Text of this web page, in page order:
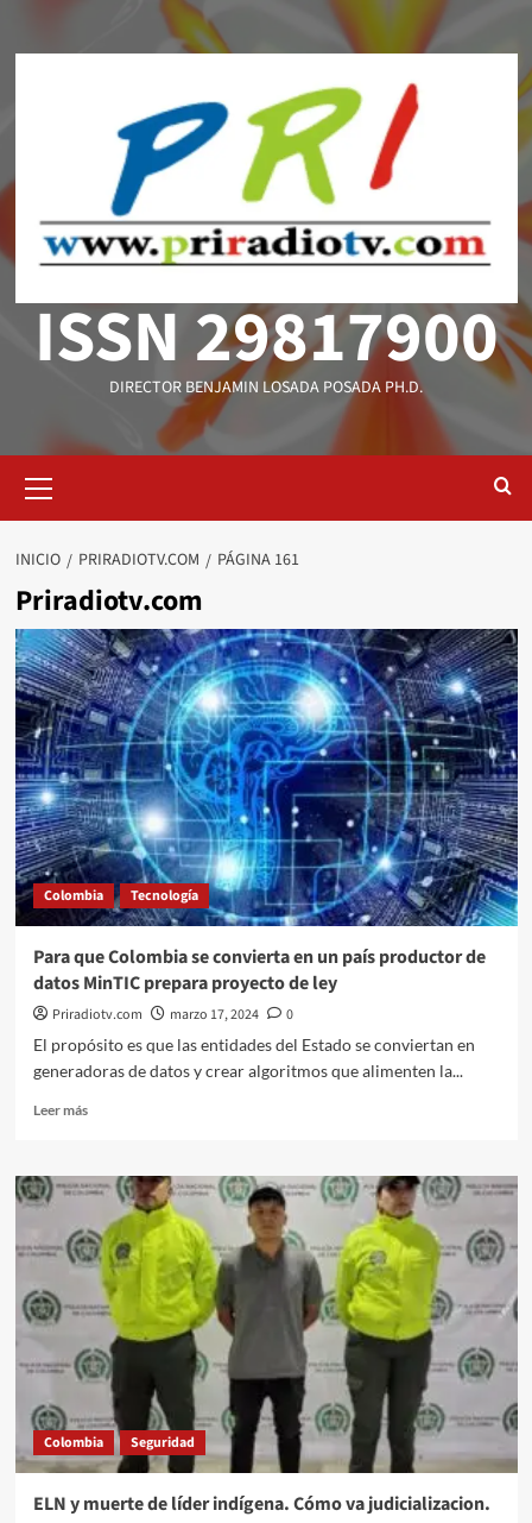
ISSN 29817900
DIRECTOR BENJAMIN LOSADA POSADA PH.D.
primario
INICIO PRIRADIOTV.COM PÁGINA 161
Priradiotv.com
Colombia Tecnología
Para que Colombia se convierta en un país productor de
datos MinTIC prepara proyecto de ley
Priradiotv.com marzo 17, 2024
0
El propósito es que las entidades del Estado se conviertan en
generadoras de datos y crear algoritmos que alimenten la...
Leer másLeer
Para
que
Colombia
se
convierta
en
un
país
productor
de
datos
MinTIC
prepara
proyecto
ley
Colombia Seguridad
ELN y muerte de líder indígena. Cómo va judicializacion.